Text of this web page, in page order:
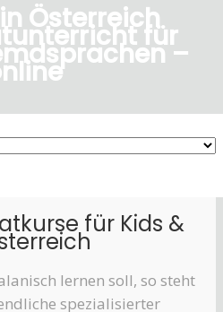
Österreich
für
–
für Kids &
lernen soll, so steht
spezialisierter